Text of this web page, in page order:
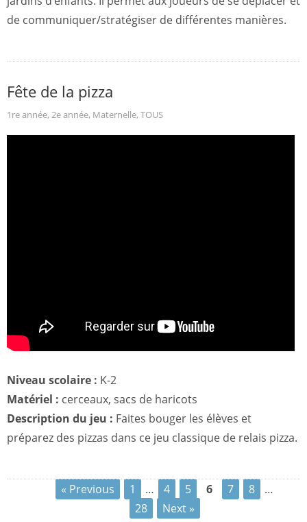
de communiquer/stratégiser de différentes manières.
Fête de la pizza
1re année, 2e année, Maternelle, TOUS
Niveau scolaire : K-2
Matériel : cerceaux, sacs de haricots
Description du jeu : Faites bouger les élèves et
préparez des pizzas dans ce jeu classique de relais pizza.
« Previous 1 … 4 5 6 7 8
…
28
Next »